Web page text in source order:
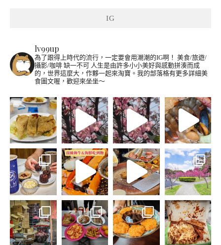
IG
lv99up
為了跟得上時代的流行，一定要會用潮潮的IG啊！ 美食/旅遊/
攝影/咖啡 缺一不可 人生是由許多小小美好與感動拼湊而成
的，世界這麼大，作夥一起來淘寶。我的部落格有更多詳細美
食圖文喔，歡迎來坐坐～